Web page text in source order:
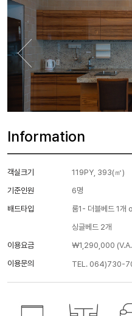
Information
객실크기
119PY, 393(㎡)
기준인원
6명
배드타입
룸1- 더블베드 1개
싱글베드 2개
이용요금
￦1,290,000
이용문의
TEL. 064)730-